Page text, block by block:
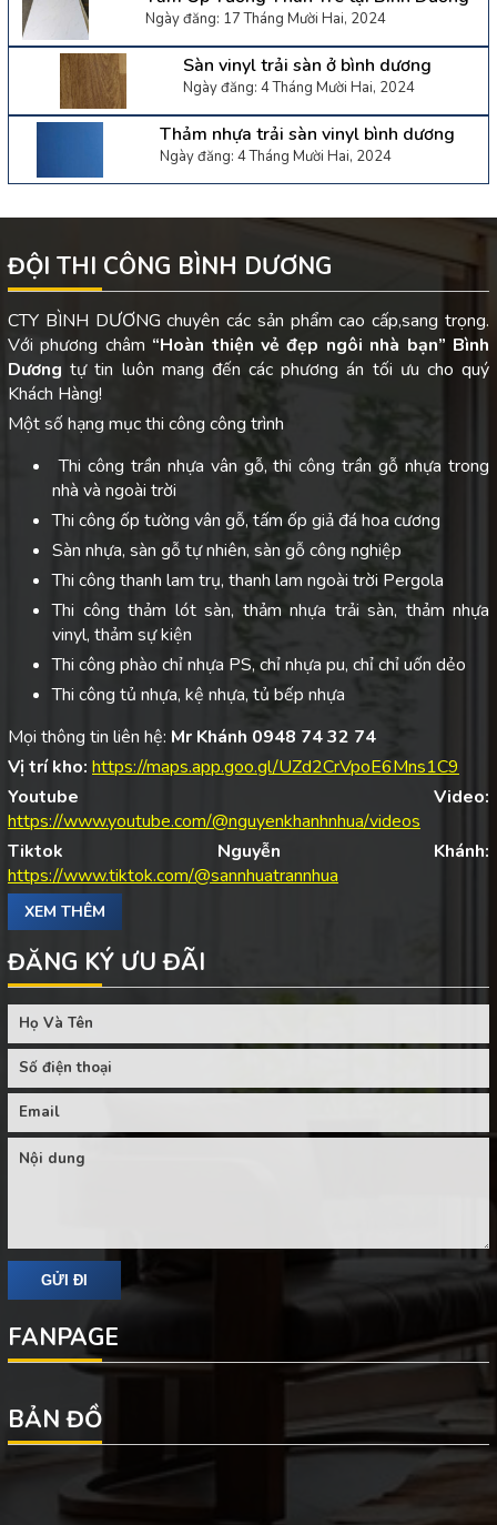
Ngày đăng: 17 Tháng Mười Hai, 2024
Sàn vinyl trải sàn ở bình dương
Ngày đăng: 4 Tháng Mười Hai, 2024
Thảm nhựa trải sàn vinyl bình dương
Ngày đăng: 4 Tháng Mười Hai, 2024
ĐỘI THI CÔNG BÌNH DƯƠNG
CTY BÌNH DƯƠNG chuyên các sản phẩm cao cấp,sang trọng.
Với phương châm “Hoàn thiện vẻ đẹp ngôi nhà bạn” Bình
Dươngtự tin luôn mang đến các phương án tối ưu cho quý
Khách Hàng!
Một số hạng mục thi công công trình
Thi công trần nhựa vân gỗ, thi công trần gỗ nhựa trong
nhà và ngoài trời
Thi công ốp tường vân gỗ, tấm ốp giả đá hoa cương
Sàn nhựa, sàn gỗ tự nhiên, sàn gỗ công nghiệp
Thi công thanh lam trụ, thanh lam ngoài trời Pergola
Thi công thảm lót sàn, thảm nhựa trải sàn, thảm nhựa
vinyl, thảm sự kiện
Thi công phào chỉ nhựa PS, chỉ nhựa pu, chỉ chỉ uốn dẻo
Thi công tủ nhựa, kệ nhựa, tủ bếp nhựa
Mọi thông tin liên hệ: Mr Khánh 0948 74 32 74
Vị trí kho: https://maps.app.goo.gl/UZd2CrVpoE6Mns1C9
Youtube Video:
https://www.youtube.com/@nguyenkhanhnhua/videos
Tiktok Nguyễn Khánh:
https://www.tiktok.com/@sannhuatrannhua
XEM THÊM
ĐĂNG KÝ ƯU ĐÃI
FANPAGE
BẢN ĐỒ